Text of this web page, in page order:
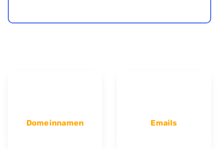
Domeinnamen Emails